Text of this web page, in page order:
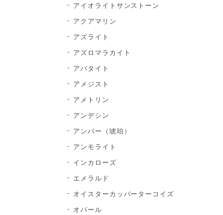
アイオライトサンストーン
アクアマリン
アズライト
アズロマラカイト
アパタイト
アメジスト
アメトリン
アンデシン
アンバー（琥珀）
アンモライト
インカローズ
エメラルド
オイスターカッパーターコイズ
オパール